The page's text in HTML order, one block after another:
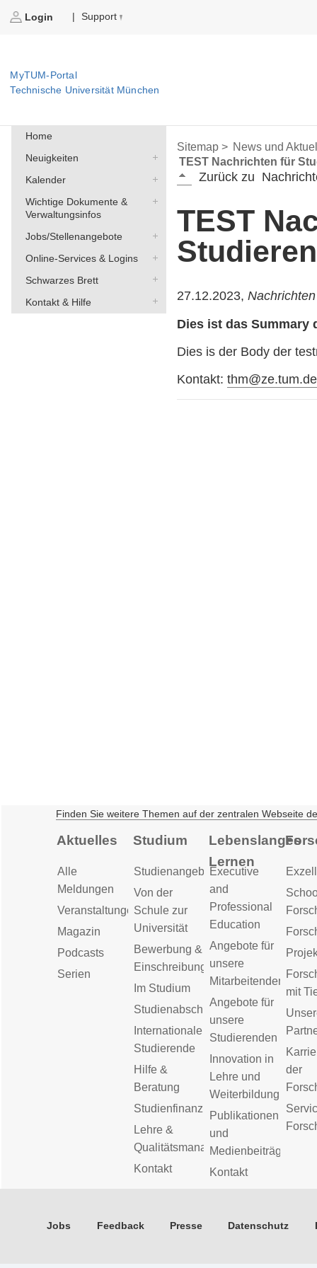
Login | Support
MyTUM-Portal
Technische Universität München
Home
Neuigkeiten
Kalender
Wichtige Dokumente &
Verwaltungsinfos
Jobs/Stellenangebote
Online-Services & Logins
Schwarzes Brett
Kontakt & Hilfe
Sitemap > News und
TEST Nachrichten für
Zurück zu
TEST
27.12.2023,
Dies ist das Summary
Dies is der Body der
Kontakt:thm@ze.tum.de
Finden Sie weitere Themen auf der zentralen Webseite
Aktuelles
Alle
Meldungen
Veranstaltungen
Magazin
Podcasts
Serien
Studium
Studienangebot
Von der
Schule zur
Universität
Bewerbung &
Einschreibung
Im Studium
Studienabschluss
Internationale
Studierende
Hilfe &
Beratung
Studienfinanzierung
Lehre &
Qualitätsmanagement
Kontakt
Lebenslanges
Lernen
Executive
and
Professional
Education
Angebote für
unsere
Mitarbeitenden
Angebote für
unsere
Studierenden
Innovation in
Lehre und
Weiterbildung
Publikationen
und
Medienbeiträge
Kontakt
mit
der
Jobs Feedback Presse Datenschutz